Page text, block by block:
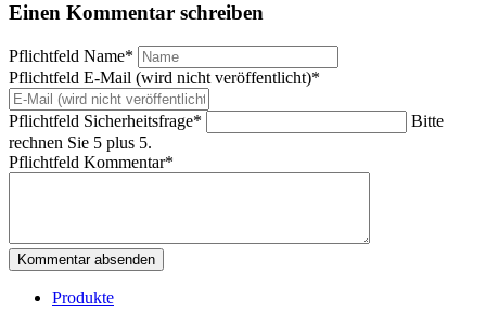
Einen Kommentar schreiben
Pflichtfeld Name*
Pflichtfeld E-Mail (wird nicht veröffentlicht)*
Pflichtfeld Sicherheitsfrage*
Bitte
rechnen Sie 5 plus 5.
Pflichtfeld Kommentar*
Kommentar absenden
Produkte